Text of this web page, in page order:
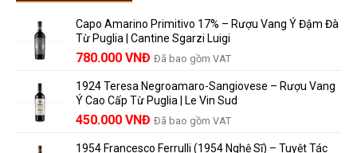
lựa
chọn
đáng
nhãn
rượu
vang
và
những
người
Được
Bao
Lâu?
Dẫn
Lưu
Trữ
Và
Thành
Capo Amarino Primitivo 17% – Rượu Vang Ý Đậm Đà
Từ Puglia | Cantine Sgarzi Luigi
Giá
là:
858.000 VNĐ.
780.000 VNĐ Giá
tại
là:
780.000 VNĐ.
Đã bao gồm VAT
1924 Teresa Negroamaro-Sangiovese – Rượu Vang
Ý Cao Cấp Từ Puglia | Le Vin Sud
Giá
450.000 VNĐ Giá
Đã bao gồm VAT
1954 Francesco Ferrulli (1954 Nghệ Sĩ) – Tuyệt Tác